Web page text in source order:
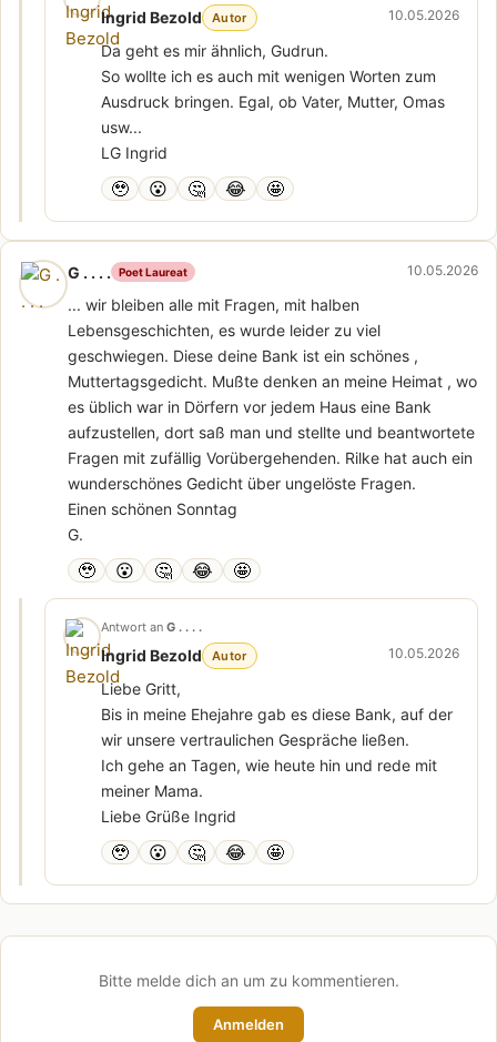
Ingrid Bezold Autor 10.05.2026
Da geht es mir ähnlich, Gudrun.
So wollte ich es auch mit wenigen Worten zum
Ausdruck bringen. Egal, ob Vater, Mutter, Omas
usw...
LG Ingrid
🥹 😮 🤔 😂 🤩
G . . . . Poet Laureat 10.05.2026
... wir bleiben alle mit Fragen, mit halben
Lebensgeschichten, es wurde leider zu viel
geschwiegen. Diese deine Bank ist ein schönes ,
Muttertagsgedicht. Mußte denken an meine Heimat , wo
es üblich war in Dörfern vor jedem Haus eine Bank
aufzustellen, dort saß man und stellte und beantwortete
Fragen mit zufällig Vorübergehenden. Rilke hat auch ein
wunderschönes Gedicht über ungelöste Fragen.
Einen schönen Sonntag
G.
🥹 😮 🤔 😂 🤩
Antwort an G . . . .
Ingrid Bezold Autor 10.05.2026
Liebe Gritt,
Bis in meine Ehejahre gab es diese Bank, auf der
wir unsere vertraulichen Gespräche ließen.
Ich gehe an Tagen, wie heute hin und rede mit
meiner Mama.
Liebe Grüße Ingrid
🥹 😮 🤔 😂 🤩
Bitte melde dich an um zu kommentieren.
Anmelden